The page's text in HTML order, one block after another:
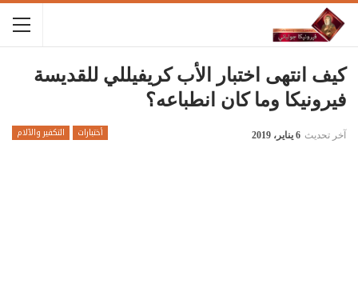
كيف انتهى اختبار الأب كريفيللي للقديسة
فيرونيكا وما كان انطباعه؟
أختبارات التكفير والآلام آخر تحديث 6 يناير، 2019